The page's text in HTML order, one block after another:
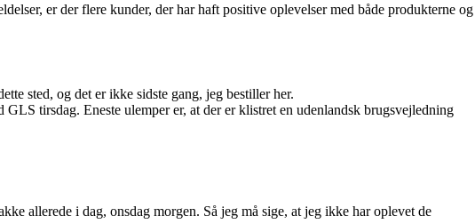
er der flere kunder, der har haft positive oplevelser med både produkterne og
sted, og det er ikke sidste gang, jeg bestiller her.
tirsdag. Eneste ulemper er, at der er klistret en udenlandsk brugsvejledning
allerede i dag, onsdag morgen. Så jeg må sige, at jeg ikke har oplevet de